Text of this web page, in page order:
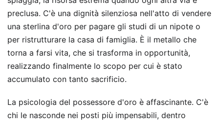
preclusa. C'è una dignità silenziosa nell'atto di vendere
una sterlina d'oro per pagare gli studi di un nipote o
per ristrutturare la casa di famiglia. È il metallo che
torna a farsi vita, che si trasforma in opportunità,
realizzando finalmente lo scopo per cui è stato
accumulato con tanto sacrificio.
La psicologia del possessore d'oro è affascinante. C'è
chi le nasconde nei posti più impensabili, dentro